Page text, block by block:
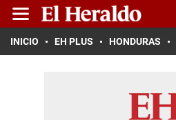
INICIO EH PLUS HONDURAS